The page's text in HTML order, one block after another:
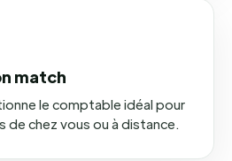
match
le comptable idéal pour
chez vous ou à distance.